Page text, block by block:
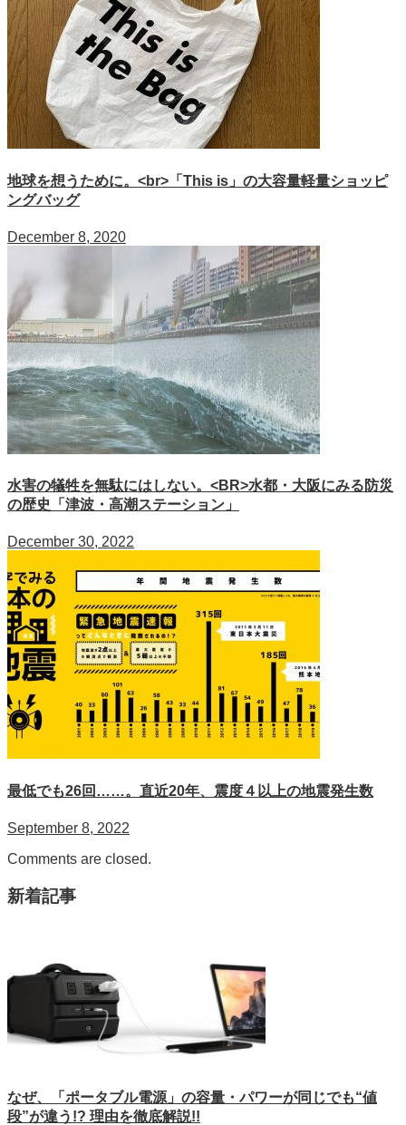
地球を想うために。<br>「This is」の大容量軽量ショッピ
ングバッグ
December 8, 2020
水害の犠牲を無駄にはしない。<BR>水都・大阪にみる防災
の歴史「津波・高潮ステーション」
December 30, 2022
最低でも26回……。直近20年、震度４以上の地震発生数
September 8, 2022
Comments are closed.
新着記事
なぜ、「ポータブル電源」の容量・パワーが同じでも“値
段”が違う!? 理由を徹底解説!!